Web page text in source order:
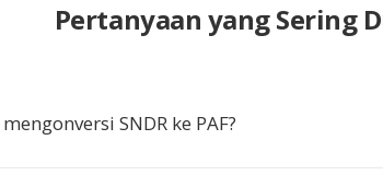
Pertanyaan yang Sering
SNDR ke PAF?